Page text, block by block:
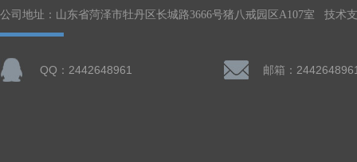
公司地址：山东省菏泽市牡丹区长城路3666号猪八戒园区A107室 技术
QQ：2442648961 邮箱：